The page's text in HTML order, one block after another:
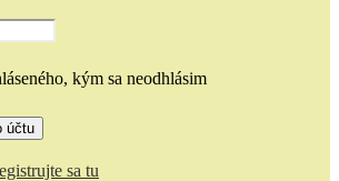
kým sa neodhlásim
sa tu